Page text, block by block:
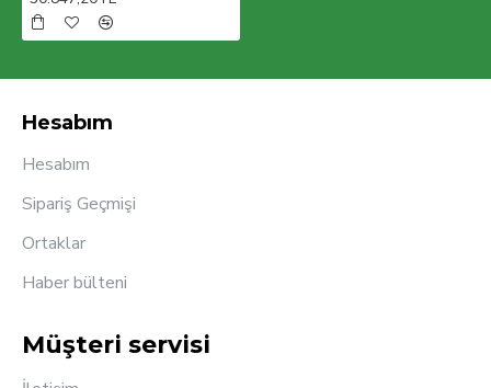
Hesabım
Hesabım
Sipariş Geçmişi
Ortaklar
Haber bülteni
Müşteri servisi